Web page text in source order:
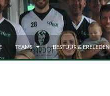
TEAMS BESTUUR & ERELEDEN